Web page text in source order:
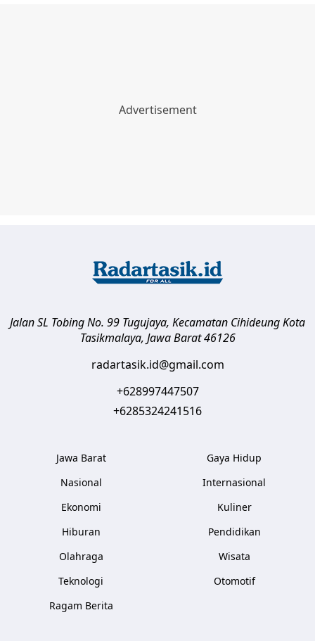
Jalan SL Tobing No. 99 Tugujaya, Kecamatan CihideungKota
Tasikmalaya, Jawa Barat 46126
radartasik.id@gmail.com
+628997447507
+6285324241516
Jawa Barat
Nasional
Ekonomi
Hiburan
Olahraga
Teknologi
Ragam Berita
Gaya Hidup
Internasional
Kuliner
Pendidikan
Wisata
Otomotif